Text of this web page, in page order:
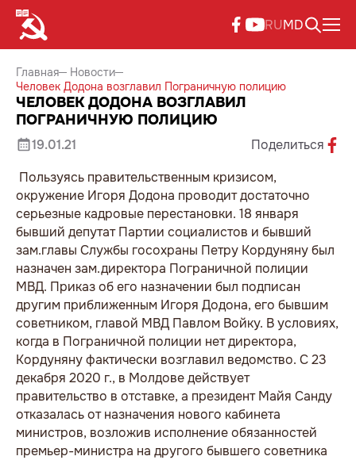
RUMD
Главная
Новости
Человек Додона возглавил Пограничную полицию
ЧЕЛОВЕК ДОДОНА ВОЗГЛАВИЛ
ПОГРАНИЧНУЮ ПОЛИЦИЮ
19.01.21
Поделиться
Пользуясь правительственным кризисом,
окружение Игоря Додона проводит достаточно
серьезные кадровые перестановки. 18 января
бывший депутат Партии социалистов и бывший
зам.главы Службы госохраны Петру Кордуняну был
назначен зам.директора Пограничной полиции
МВД. Приказ об его назначении был подписан
другим приближенным Игоря Додона, его бывшим
советником, главой МВД Павлом Войку. В условиях,
когда в Пограничной полиции нет директора,
Кордуняну фактически возглавил ведомство. С 23
декабря 2020 г., в Молдове действует
правительство в отставке, а президент Майя Санду
отказалась от назначения нового кабинета
министров, возложив исполнение обязанностей
премьер-министра на другого бывшего советника